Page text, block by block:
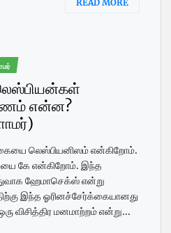
READ MORE
என்ன?
லெஸ்பியனிஸம் என்கிறோம்.
கே என்கிறோம். இந்த
ஹேமாசெக்ஸ் என்று
இந்த ஓரினச்சேர்க்கையானது
விசித்திர மனமாற்றம் என்று...